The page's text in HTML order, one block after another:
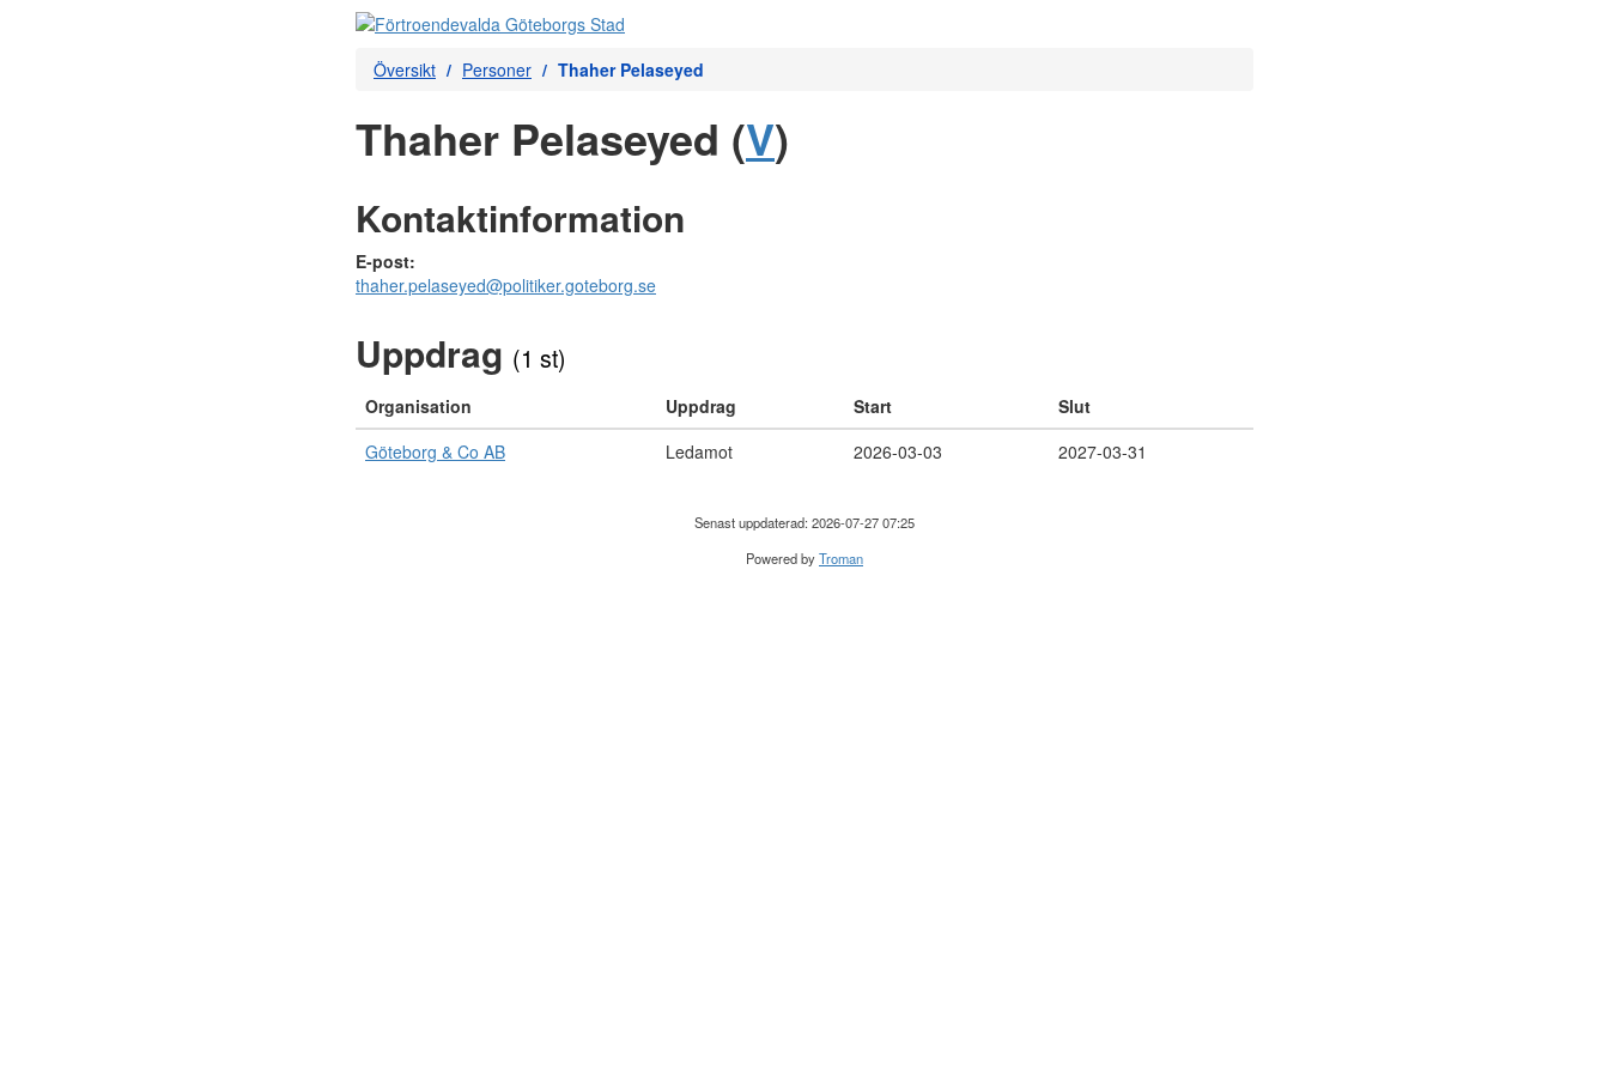
Översikt Personer Thaher Pelaseyed
Thaher Pelaseyed (V)
Kontaktinformation
E-post:
thaher.pelaseyed@politiker.goteborg.se
Uppdrag (1 st)
Organisation Uppdrag Start
Slut
Göteborg & Co AB
Ledamot 2026-03-03 2027-03-31
Senast uppdaterad: 2026-07-27 07:25
Powered byTroman